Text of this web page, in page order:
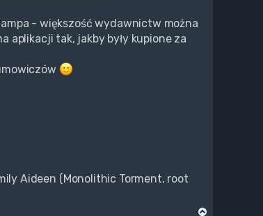
- większość wydawnictw można
aplikacji tak, jakby były kupione za
Aideen (Monolithic Torment, root